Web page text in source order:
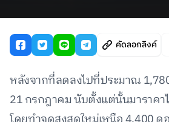
คัดลอกลิงค์
หลังจากที่ลดลงไปที่ประมาณ
21 กรกฎาคม นับตั้งแต่นั้นมาราคา